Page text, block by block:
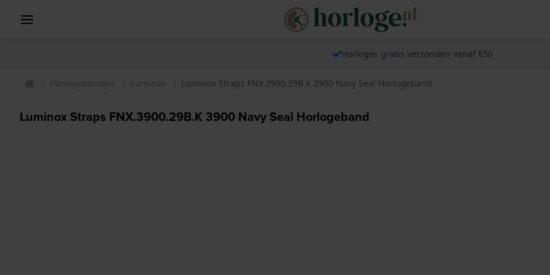
Horloges gratis verzonden vanaf €50
Horlogebandjes Luminox Luminox Straps FNX.3900.29B.K 3900 Navy Seal Horlogeband
Luminox Straps FNX.3900.29B.K 3900 Navy Seal Horlogeband